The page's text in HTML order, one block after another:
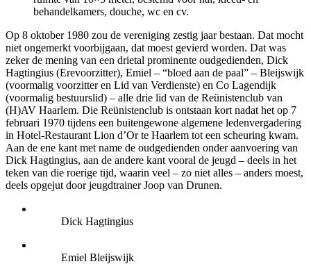
behandelkamers, douche, wc en cv.
Op 8 oktober 1980 zou de vereniging zestig jaar bestaan. Dat mocht
niet ongemerkt voorbijgaan, dat moest gevierd worden. Dat was
zeker de mening van een drietal prominente oudgedienden, Dick
Hagtingius (Erevoorzitter), Emiel – “bloed aan de paal” – Bleijswijk
(voormalig voorzitter en Lid van Verdienste) en Co Lagendijk
(voormalig bestuurslid) – alle drie lid van de Reünistenclub van
(H)AV Haarlem. Die Reünistenclub is ontstaan kort nadat het op 7
februari 1970 tijdens een buitengewone algemene ledenvergadering
in Hotel-Restaurant Lion d’Or te Haarlem tot een scheuring kwam.
Aan de ene kant met name de oudgedienden onder aanvoering van
Dick Hagtingius, aan de andere kant vooral de jeugd – deels in het
teken van die roerige tijd, waarin veel – zo niet alles – anders moest,
deels opgejut door jeugdtrainer Joop van Drunen.
Dick Hagtingius
Emiel Bleijswijk